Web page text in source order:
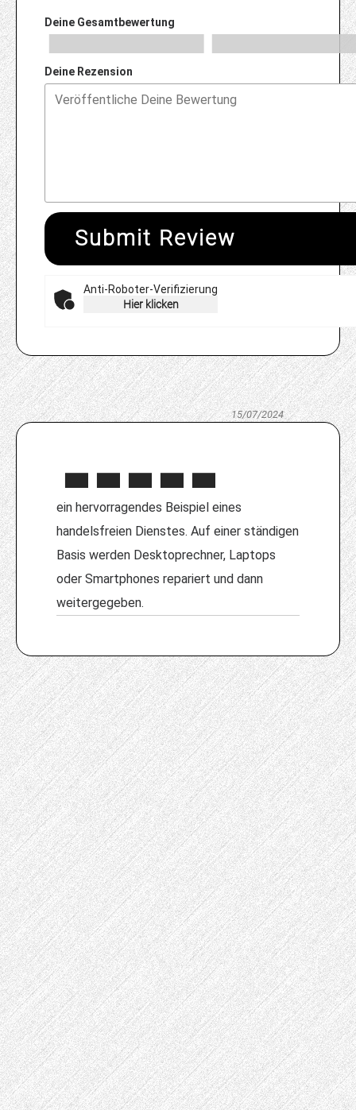
Deine Gesamtbewertung
Deine Rezension
Submit Review
Anti-Roboter-Verifizierung
Hier klicken
15/07/2024
ein hervorragendes Beispiel eines
handelsfreien Dienstes. Auf einer ständigen
Basis werden Desktoprechner, Laptops
oder Smartphones repariert und dann
weitergegeben.